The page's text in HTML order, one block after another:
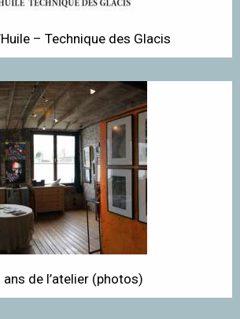
– Technique des Glacis
de l’atelier (photos)